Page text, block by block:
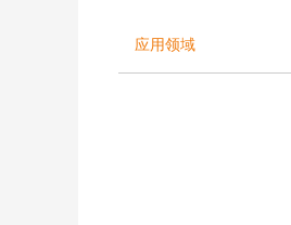
应用领域